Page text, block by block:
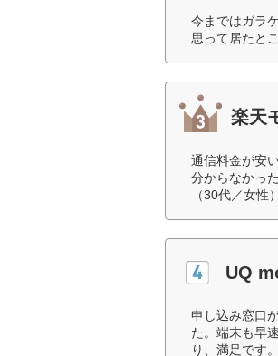
今まではガラ
思って居たと
楽天
通信料金が安
分からなかっ
（30代／女性）
UQ
申し込み窓口
た。端末も早
り、満足です